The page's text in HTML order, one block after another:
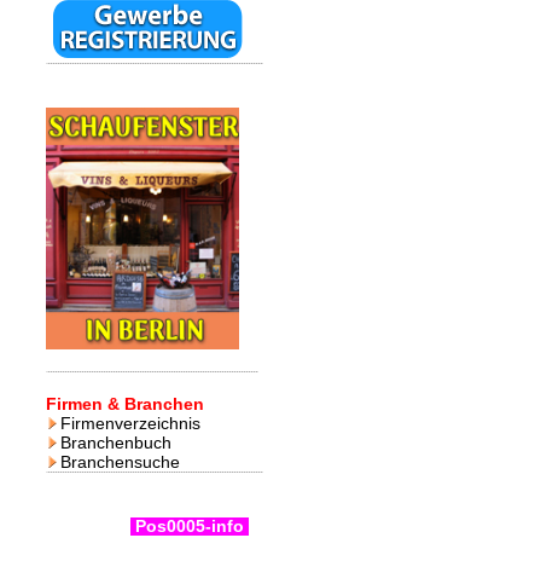
Firmen & Branchen
Firmenverzeichnis
Branchenbuch
Branchensuche
Pos0005-info